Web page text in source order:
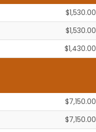
$1,530.00
$1,530.00
$1,430.00
$7,150.00
$7,150.00